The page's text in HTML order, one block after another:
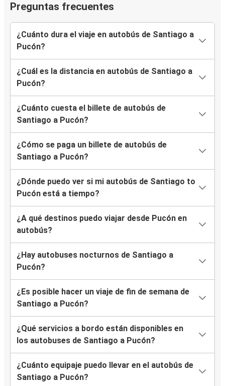
Preguntas frecuentes
¿Cuánto dura el viaje en autobús de Santiago a
Pucón?
¿Cuál es la distancia en autobús de Santiago a
Pucón?
¿Cuánto cuesta el billete de autobús de
Santiago a Pucón?
¿Cómo se paga un billete de autobús de
Santiago a Pucón?
¿Dónde puedo ver si mi autobús de Santiago to
Pucón está a tiempo?
¿A qué destinos puedo viajar desde Pucón en
autobús?
¿Hay autobuses nocturnos de Santiago a
Pucón?
¿Es posible hacer un viaje de fin de semana de
Santiago a Pucón?
¿Qué servicios a bordo están disponibles en
los autobuses de Santiago a Pucón?
¿Cuánto equipaje puedo llevar en el autobús de
Santiago a Pucón?